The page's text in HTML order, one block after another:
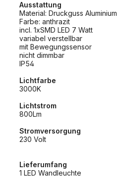
Ausstattung
Material: Druckguss Aluminium
Farbe: anthrazit
incl. 1xSMD LED 7 Watt
variabel verstellbar
mit Bewegungssensor
nicht dimmbar
IP54
Lichtfarbe
3000K
Lichtstrom
800Lm
Stromversorgung
230 Volt
Lieferumfang
1 LED Wandleuchte